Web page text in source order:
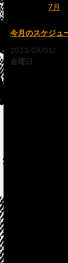
7月
今月のスケジュ
2023/09/01/
金曜日